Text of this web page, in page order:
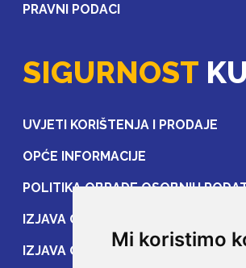
Mi koristimo
PRAVNI PODACI
SIGURNOST
UVJETI KORIŠTENJA I PRODAJE
OPĆE INFORMACIJE
POLITIKA OBRADE OSOBNIH
IZJAVA O ZAŠTITI OSOBNIH
IZJAVA O ZAŠTITI PRIJENOSA